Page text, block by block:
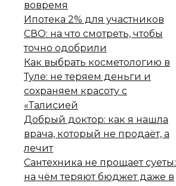
вовремя
Ипотека 2% для участников
СВО: на что смотреть, чтобы
точно одобрили
Как выбрать косметологию в
Туле: не теряем деньги и
сохраняем красоту с
«Талисией
Добрый доктор: как я нашла
врача, который не продаёт, а
лечит
Сантехника не прощает суеты:
на чём теряют бюджет даже в